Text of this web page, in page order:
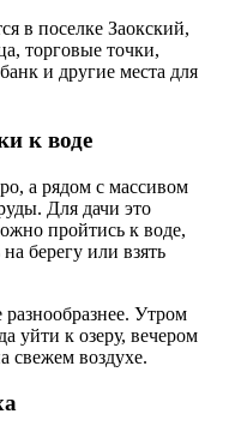
в поселке Заокский,
торговые точки,
и другие места для
к воде
а рядом с массивом
Для дачи это
пройтись к воде,
берегу или взять
Утром
уйти к озеру, вечером
свежем воздухе.